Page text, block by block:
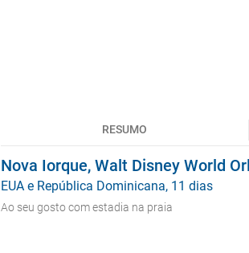
RESUMO
Nova Iorque, Walt Disney World
EUA e República Dominicana, 11 dias
Ao seu gosto com estadia na praia